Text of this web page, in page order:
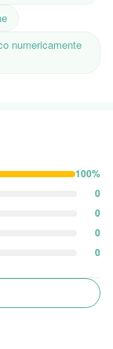
numericamente
100%
0
0
0
0